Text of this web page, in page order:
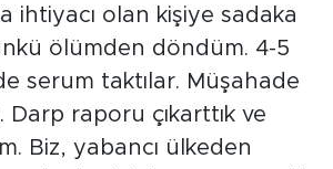
ihtiyacı olan kişiye sadaka
ölümden döndüm. 4-5
serum taktılar. Müşahade
Darp raporu çıkarttık ve
Biz, yabancı ülkeden